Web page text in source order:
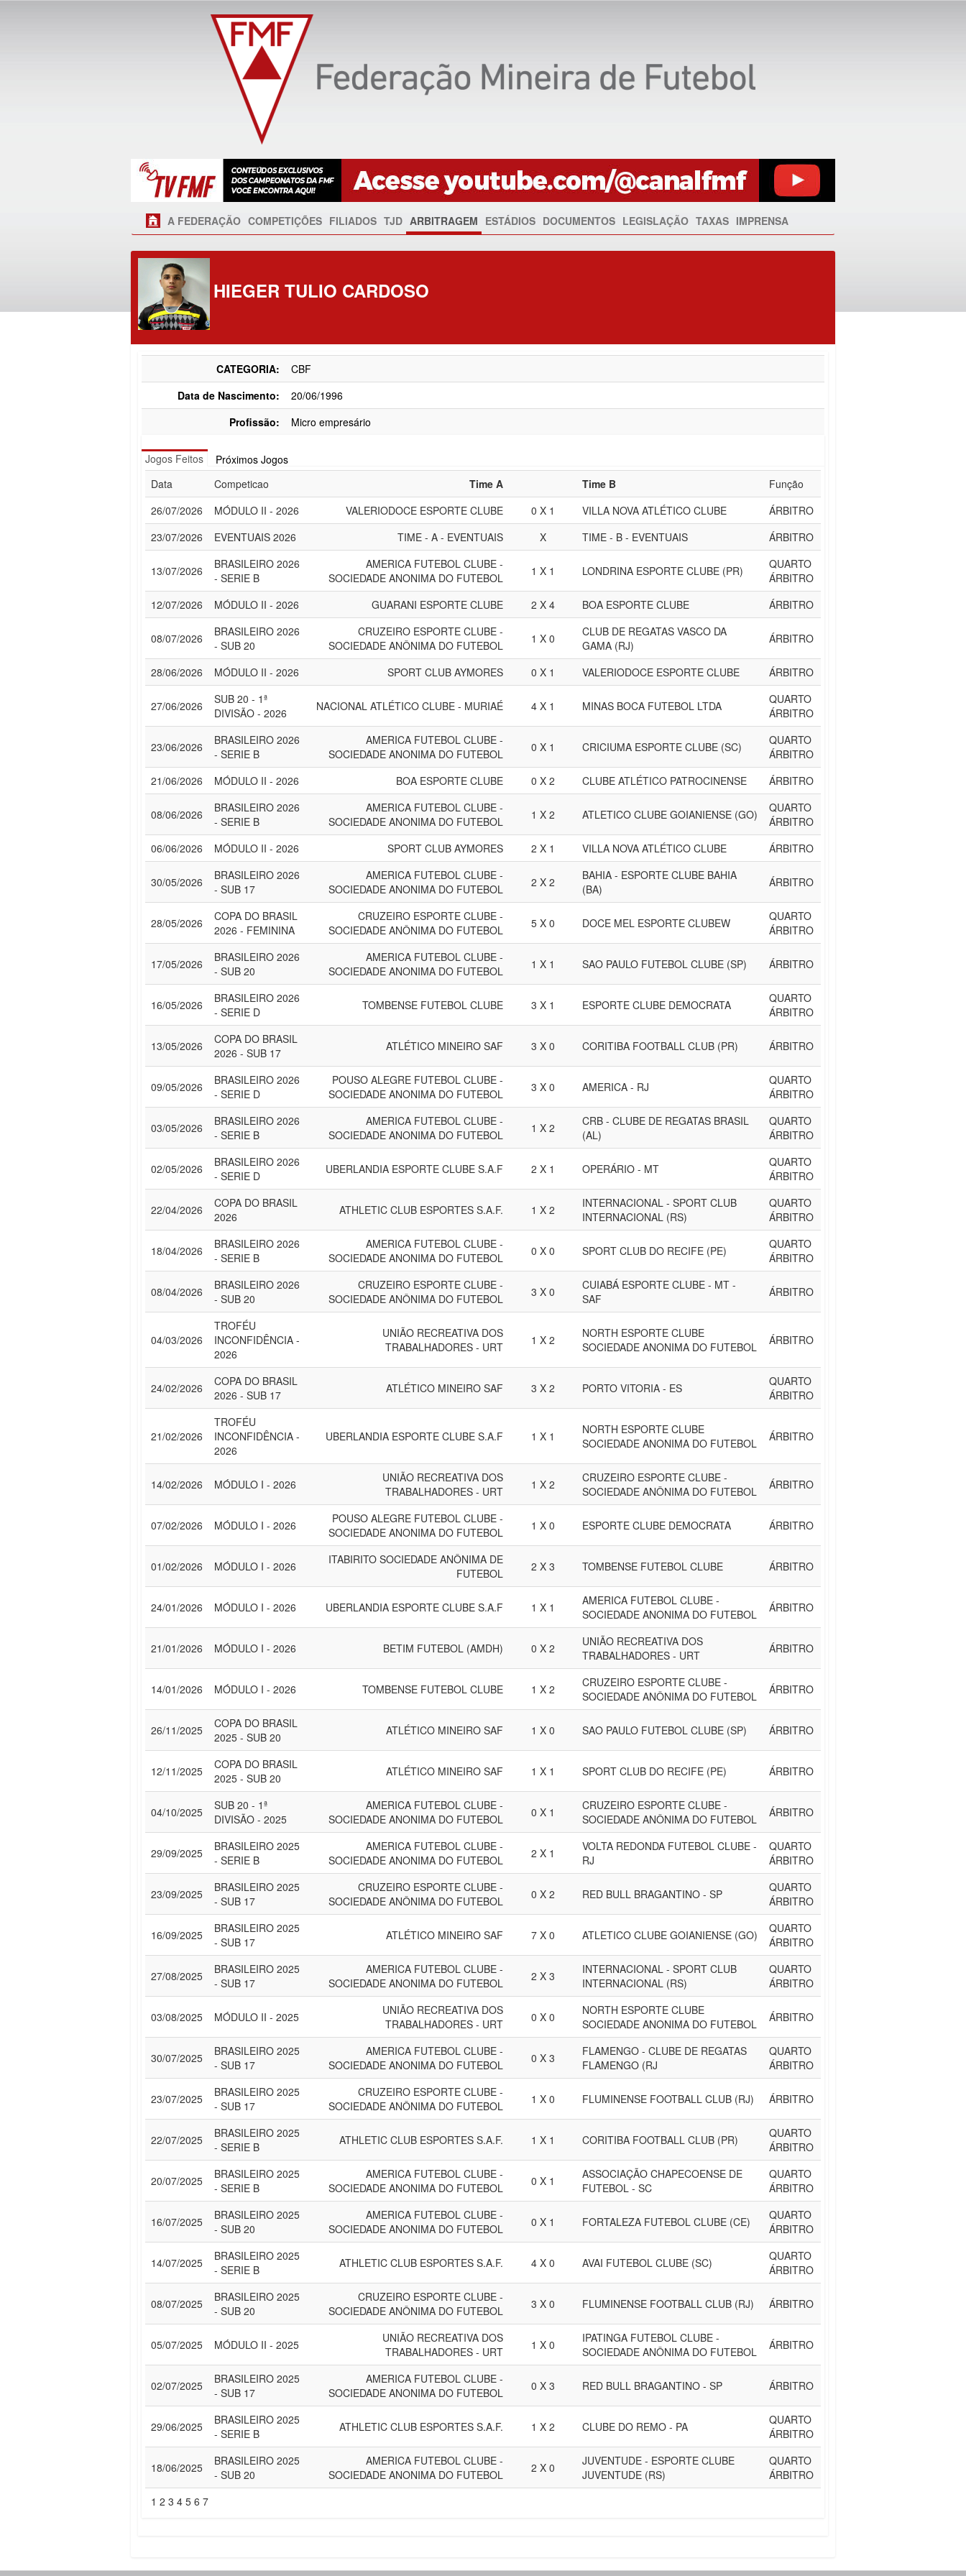
A FEDERAÇÃO COMPETIÇÕES FILIADOS TJD ARBITRAGEM ESTÁDIOS DOCUMENTOS LEGISLAÇÃO TAXAS IMPRENSA
HIEGER TULIO CARDOSO
CATEGORIA:
CBF
Data de Nascimento:
20/06/1996
Profissão:
Micro empresário
Jogos Feitos
Próximos Jogos
Data
Competicao Time A Time B
Função
26/07/2026
MÓDULO II - 2026 VALERIODOCE ESPORTE CLUBE 0 X 1 VILLA NOVA ATLÉTICO CLUBE
ÁRBITRO
23/07/2026
EVENTUAIS 2026 TIME - A - EVENTUAIS X TIME - B - EVENTUAIS ÁRBITRO
13/07/2026
BRASILEIRO 2026
- SERIE B
AMERICA FUTEBOL CLUBE -
SOCIEDADE ANONIMA DO FUTEBOL
1 X 1 LONDRINA ESPORTE CLUBE (PR)
QUARTO
ÁRBITRO
12/07/2026
MÓDULO II - 2026 GUARANI ESPORTE CLUBE 2 X 4 BOA ESPORTE CLUBE ÁRBITRO
08/07/2026
BRASILEIRO 2026
- SUB 20
CRUZEIRO ESPORTE CLUBE -
SOCIEDADE ANÔNIMA DO FUTEBOL
1 X 0
CLUB DE REGATAS VASCO DA
GAMA (RJ)
ÁRBITRO
28/06/2026 MÓDULO II - 2026 SPORT CLUB AYMORES 0 X 1 VALERIODOCE ESPORTE CLUBE ÁRBITRO
27/06/2026
SUB 20 - 1ª
DIVISÃO - 2026
NACIONAL ATLÉTICO CLUBE - MURIAÉ 4 X 1 MINAS BOCA FUTEBOL LTDA
QUARTO
ÁRBITRO
23/06/2026
BRASILEIRO 2026
- SERIE B
AMERICA FUTEBOL CLUBE -
SOCIEDADE ANONIMA DO FUTEBOL
0 X 1 CRICIUMA ESPORTE CLUBE (SC)
QUARTO
ÁRBITRO
21/06/2026
MÓDULO II - 2026 BOA ESPORTE CLUBE 0 X 2 CLUBE ATLÉTICO PATROCINENSE ÁRBITRO
08/06/2026
BRASILEIRO 2026
- SERIE B
AMERICA FUTEBOL CLUBE -
SOCIEDADE ANONIMA DO FUTEBOL
1 X 2 ATLETICO CLUBE GOIANIENSE (GO)
QUARTO
ÁRBITRO
06/06/2026
MÓDULO II - 2026 SPORT CLUB AYMORES 2 X 1 VILLA NOVA ATLÉTICO CLUBE ÁRBITRO
30/05/2026
BRASILEIRO 2026
- SUB 17
AMERICA FUTEBOL CLUBE -
SOCIEDADE ANONIMA DO FUTEBOL
2 X 2
BAHIA - ESPORTE CLUBE BAHIA
(BA)
ÁRBITRO
28/05/2026
COPA DO BRASIL
2026 - FEMININA
CRUZEIRO ESPORTE CLUBE -
SOCIEDADE ANÔNIMA DO FUTEBOL
5 X 0 DOCE MEL ESPORTE CLUBEW
QUARTO
ÁRBITRO
17/05/2026
BRASILEIRO 2026
- SUB 20
AMERICA FUTEBOL CLUBE -
SOCIEDADE ANONIMA DO FUTEBOL
1 X 1 SAO PAULO FUTEBOL CLUBE (SP) ÁRBITRO
16/05/2026
BRASILEIRO 2026
- SERIE D
TOMBENSE FUTEBOL CLUBE 3 X 1 ESPORTE CLUBE DEMOCRATA
QUARTO
ÁRBITRO
13/05/2026
COPA DO BRASIL
2026 - SUB 17
ATLÉTICO MINEIRO SAF 3 X 0 CORITIBA FOOTBALL CLUB (PR) ÁRBITRO
09/05/2026
BRASILEIRO 2026
- SERIE D
POUSO ALEGRE FUTEBOL CLUBE -
SOCIEDADE ANONIMA DO FUTEBOL
3 X 0 AMERICA - RJ
QUARTO
ÁRBITRO
03/05/2026
BRASILEIRO 2026
- SERIE B
AMERICA FUTEBOL CLUBE -
SOCIEDADE ANONIMA DO FUTEBOL
1 X 2
CRB - CLUBE DE REGATAS BRASIL
(AL)
QUARTO
ÁRBITRO
02/05/2026
BRASILEIRO 2026
- SERIE D
UBERLANDIA ESPORTE CLUBE S.A.F 2 X 1 OPERÁRIO - MT
QUARTO
ÁRBITRO
22/04/2026
COPA DO BRASIL
2026
ATHLETIC CLUB ESPORTES S.A.F. 1 X 2
INTERNACIONAL - SPORT CLUB
INTERNACIONAL (RS)
QUARTO
ÁRBITRO
18/04/2026
BRASILEIRO 2026
- SERIE B
AMERICA FUTEBOL CLUBE -
SOCIEDADE ANONIMA DO FUTEBOL
0 X 0 SPORT CLUB DO RECIFE (PE)
QUARTO
ÁRBITRO
08/04/2026
BRASILEIRO 2026
- SUB 20
CRUZEIRO ESPORTE CLUBE -
SOCIEDADE ANÔNIMA DO FUTEBOL
3 X 0
CUIABÁ ESPORTE CLUBE - MT -
SAF
ÁRBITRO
04/03/2026
TROFÉU
INCONFIDÊNCIA -
2026
UNIÃO RECREATIVA DOS
TRABALHADORES - URT
1 X 2
NORTH ESPORTE CLUBE
SOCIEDADE ANONIMA DO FUTEBOL
ÁRBITRO
24/02/2026
COPA DO BRASIL
2026 - SUB 17
ATLÉTICO MINEIRO SAF 3 X 2 PORTO VITORIA - ES
QUARTO
ÁRBITRO
21/02/2026
TROFÉU
INCONFIDÊNCIA -
2026
UBERLANDIA ESPORTE CLUBE S.A.F 1 X 1
NORTH ESPORTE CLUBE
SOCIEDADE ANONIMA DO FUTEBOL
ÁRBITRO
14/02/2026 MÓDULO I - 2026
UNIÃO RECREATIVA DOS
TRABALHADORES - URT
1 X 2
CRUZEIRO ESPORTE CLUBE -
SOCIEDADE ANÔNIMA DO FUTEBOL
ÁRBITRO
07/02/2026 MÓDULO I - 2026
POUSO ALEGRE FUTEBOL CLUBE -
SOCIEDADE ANONIMA DO FUTEBOL
1 X 0 ESPORTE CLUBE DEMOCRATA ÁRBITRO
01/02/2026 MÓDULO I - 2026
ITABIRITO SOCIEDADE ANÔNIMA DE
FUTEBOL
2 X 3 TOMBENSE FUTEBOL CLUBE ÁRBITRO
24/01/2026 MÓDULO I - 2026 UBERLANDIA ESPORTE CLUBE S.A.F 1 X 1
AMERICA FUTEBOL CLUBE -
SOCIEDADE ANONIMA DO FUTEBOL
ÁRBITRO
21/01/2026 MÓDULO I - 2026 BETIM FUTEBOL (AMDH) 0 X 2
UNIÃO RECREATIVA DOS
TRABALHADORES - URT
ÁRBITRO
14/01/2026 MÓDULO I - 2026 TOMBENSE FUTEBOL CLUBE 1 X 2
CRUZEIRO ESPORTE CLUBE -
SOCIEDADE ANÔNIMA DO FUTEBOL
ÁRBITRO
26/11/2025
COPA DO BRASIL
2025 - SUB 20
ATLÉTICO MINEIRO SAF 1 X 0 SAO PAULO FUTEBOL CLUBE (SP) ÁRBITRO
12/11/2025
COPA DO BRASIL
2025 - SUB 20
ATLÉTICO MINEIRO SAF 1 X 1 SPORT CLUB DO RECIFE (PE) ÁRBITRO
04/10/2025
SUB 20 - 1ª
DIVISÃO - 2025
AMERICA FUTEBOL CLUBE -
SOCIEDADE ANONIMA DO FUTEBOL
0 X 1
CRUZEIRO ESPORTE CLUBE -
SOCIEDADE ANÔNIMA DO FUTEBOL
ÁRBITRO
29/09/2025
BRASILEIRO 2025
- SERIE B
AMERICA FUTEBOL CLUBE -
SOCIEDADE ANONIMA DO FUTEBOL
2 X 1
VOLTA REDONDA FUTEBOL CLUBE -
RJ
QUARTO
ÁRBITRO
23/09/2025
BRASILEIRO 2025
- SUB 17
CRUZEIRO ESPORTE CLUBE -
SOCIEDADE ANÔNIMA DO FUTEBOL
0 X 2 RED BULL BRAGANTINO - SP
QUARTO
ÁRBITRO
16/09/2025
BRASILEIRO 2025
- SUB 17
ATLÉTICO MINEIRO SAF 7 X 0 ATLETICO CLUBE GOIANIENSE (GO)
QUARTO
ÁRBITRO
27/08/2025
BRASILEIRO 2025
- SUB 17
AMERICA FUTEBOL CLUBE -
SOCIEDADE ANONIMA DO FUTEBOL
2 X 3
INTERNACIONAL - SPORT CLUB
INTERNACIONAL (RS)
QUARTO
ÁRBITRO
03/08/2025 MÓDULO II - 2025
UNIÃO RECREATIVA DOS
TRABALHADORES - URT
0 X 0
NORTH ESPORTE CLUBE
SOCIEDADE ANONIMA DO FUTEBOL
ÁRBITRO
30/07/2025
BRASILEIRO 2025
- SUB 17
AMERICA FUTEBOL CLUBE -
SOCIEDADE ANONIMA DO FUTEBOL
0 X 3
FLAMENGO - CLUBE DE REGATAS
FLAMENGO (RJ
QUARTO
ÁRBITRO
23/07/2025
BRASILEIRO 2025
- SUB 17
CRUZEIRO ESPORTE CLUBE -
SOCIEDADE ANÔNIMA DO FUTEBOL
1 X 0 FLUMINENSE FOOTBALL CLUB (RJ) ÁRBITRO
22/07/2025
BRASILEIRO 2025
- SERIE B
ATHLETIC CLUB ESPORTES S.A.F. 1 X 1 CORITIBA FOOTBALL CLUB (PR)
QUARTO
ÁRBITRO
20/07/2025
BRASILEIRO 2025
- SERIE B
AMERICA FUTEBOL CLUBE -
SOCIEDADE ANONIMA DO FUTEBOL
0 X 1
ASSOCIAÇÃO CHAPECOENSE DE
FUTEBOL - SC
QUARTO
ÁRBITRO
16/07/2025
BRASILEIRO 2025
- SUB 20
AMERICA FUTEBOL CLUBE -
SOCIEDADE ANONIMA DO FUTEBOL
0 X 1 FORTALEZA FUTEBOL CLUBE (CE)
QUARTO
ÁRBITRO
14/07/2025
BRASILEIRO 2025
- SERIE B
ATHLETIC CLUB ESPORTES S.A.F. 4 X 0 AVAI FUTEBOL CLUBE (SC)
QUARTO
ÁRBITRO
08/07/2025
BRASILEIRO 2025
- SUB 20
CRUZEIRO ESPORTE CLUBE -
SOCIEDADE ANÔNIMA DO FUTEBOL
3 X 0 FLUMINENSE FOOTBALL CLUB (RJ) ÁRBITRO
05/07/2025 MÓDULO II - 2025
UNIÃO RECREATIVA DOS
TRABALHADORES - URT
1 X 0
IPATINGA FUTEBOL CLUBE -
SOCIEDADE ANÔNIMA DO FUTEBOL
ÁRBITRO
02/07/2025
BRASILEIRO 2025
- SUB 17
AMERICA FUTEBOL CLUBE -
SOCIEDADE ANONIMA DO FUTEBOL
0 X 3 RED BULL BRAGANTINO - SP ÁRBITRO
29/06/2025
BRASILEIRO 2025
- SERIE B
ATHLETIC CLUB ESPORTES S.A.F. 1 X 2 CLUBE DO REMO - PA
QUARTO
ÁRBITRO
18/06/2025
BRASILEIRO 2025
- SUB 20
AMERICA FUTEBOL CLUBE -
SOCIEDADE ANONIMA DO FUTEBOL
2 X 0
JUVENTUDE - ESPORTE CLUBE
JUVENTUDE (RS)
QUARTO
ÁRBITRO
1 2 3 4 5 6 7